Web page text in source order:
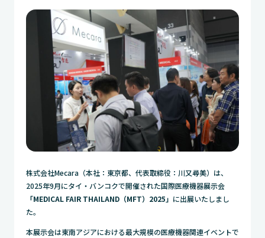
株式会社Mecara（本社：東京都、代表取締役：川又尋美）は、
2025年9月にタイ・バンコクで開催された国際医療機器展示会
「MEDICAL FAIR THAILAND（MFT）2025」 に出展いたしまし
た。
本展示会は東南アジアにおける最大規模の医療機器関連イベントで